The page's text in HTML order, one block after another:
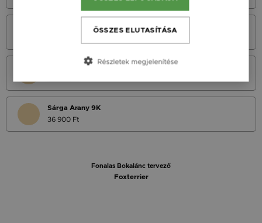
Vörös Arany 14K
Sárga Arany 14K
Sárga Arany 9K
36 900 Ft
Fonalas Bokalánc tervező
Foxterrier
ÖSSZES ELUTASÍTÁSA
Részletek megjelenítése